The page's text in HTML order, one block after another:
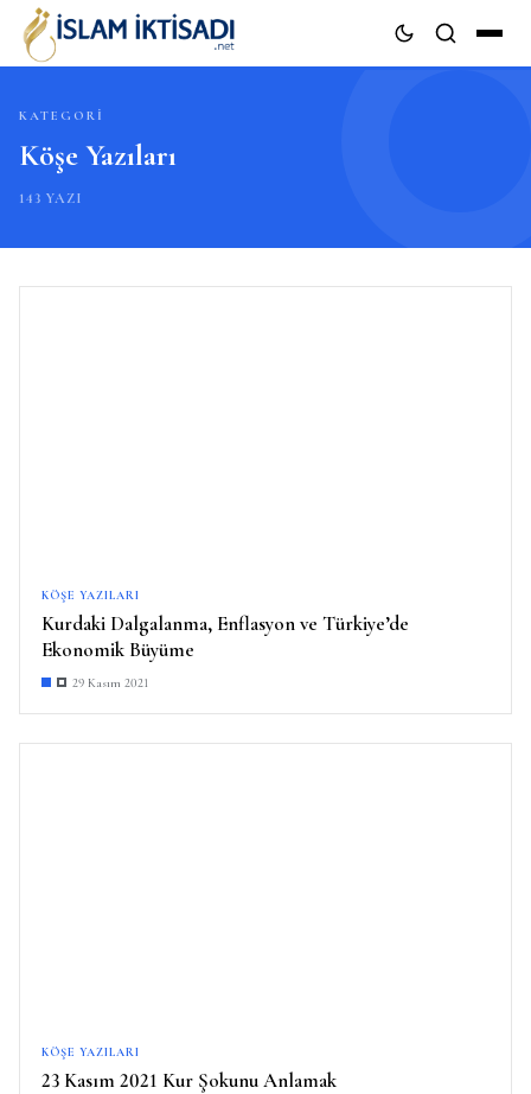
KATEGORI
Köşe Yazıları
143 YAZI
KÖŞE YAZILARI
Kurdaki Dalgalanma, Enflasyon ve Türkiye’de
Ekonomik Büyüme
29 Kasım 2021
KÖŞE YAZILARI
23 Kasım 2021 Kur Şokunu Anlamak